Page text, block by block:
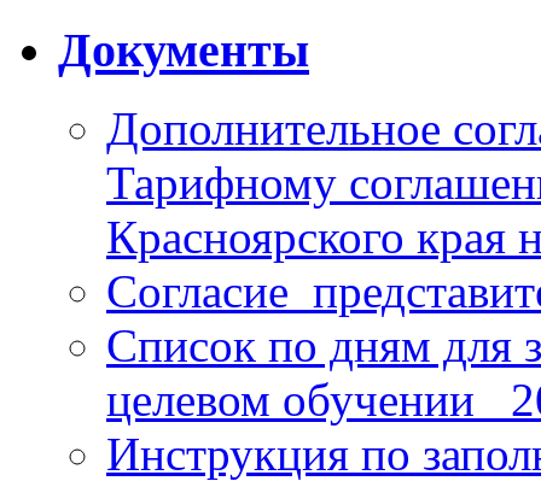
Документы
Дополнительное
Тарифному
Красноярского края
Список по дням для
целевом обучении_
Инструкция по